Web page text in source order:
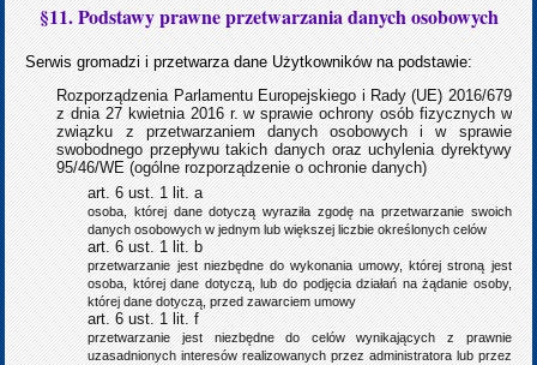
§11. Podstawy prawne przetwarzania danych osobowych
Serwis gromadzi i przetwarza dane Użytkowników na podstawie:
Rozporządzenia Parlamentu Europejskiego i Rady (UE) 2016/679
z dnia 27 kwietnia 2016 r. w sprawie ochrony osób fizycznych w
związku z przetwarzaniem danych osobowych i w sprawie
swobodnego przepływu takich danych oraz uchylenia dyrektywy
95/46/WE (ogólne rozporządzenie o ochronie danych)
art. 6 ust. 1 lit. a
osoba, której dane dotyczą wyraziła zgodę na przetwarzanie swoich
danych osobowych w jednym lub większej liczbie określonych celów
art. 6 ust. 1 lit. b
przetwarzanie jest niezbędne do wykonania umowy, której stroną jest
osoba, której dane dotyczą, lub do podjęcia działań na żądanie osoby,
której dane dotyczą, przed zawarciem umowy
art. 6 ust. 1 lit. f
przetwarzanie jest niezbędne do celów wynikających z prawnie
uzasadnionych interesów realizowanych przez administratora lub przez